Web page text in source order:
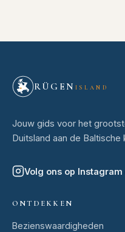
RÜGEN ISLAND
Jouw gids voor het
Duitsland aan de Baltische
Volg ons op Instagram
ONTDEKKEN
Bezienswaardigheden